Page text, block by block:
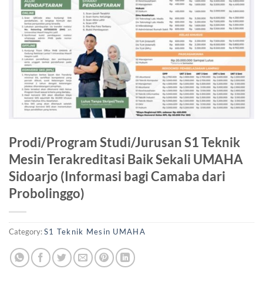
Prodi/Program Studi/Jurusan S1 Teknik
Mesin Terakreditasi Baik Sekali UMAHA
Sidoarjo (Informasi bagi Camaba dari
Probolinggo)
Category:S1 Teknik Mesin UMAHA